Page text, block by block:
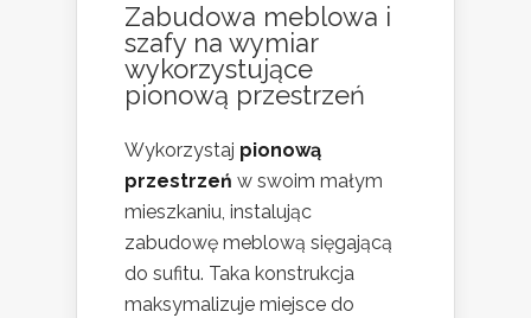
Zabudowa meblowa i
szafy na wymiar
wykorzystujące
pionową przestrzeń
Wykorzystaj pionową
przestrzeń w swoim małym
mieszkaniu, instalując
zabudowę meblową sięgającą
do sufitu. Taka konstrukcja
maksymalizuje miejsce do